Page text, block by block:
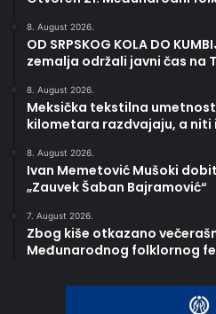
8. August 2026.
OD SRPSKOG KOLA DO
zemalja održali javni čas na
8. August 2026.
Meksička tekstilna
kilometara razdvajaju, a niti
8. August 2026.
Ivan Memetović Mušoki
„Zauvek Šaban Bajramović“
7. August 2026.
Zbog kiše otkazano
Međunarodnog folklornog